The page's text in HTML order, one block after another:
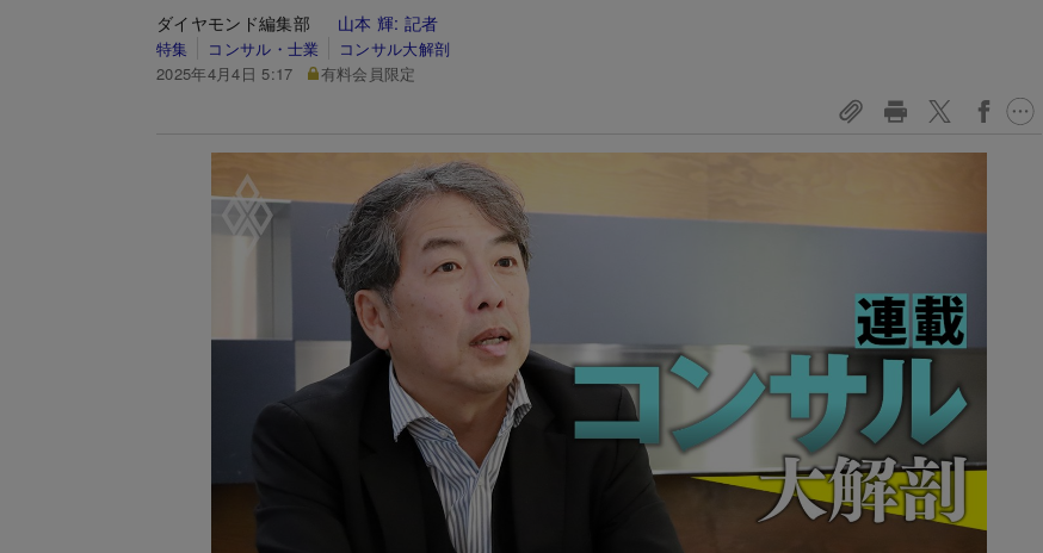
ダイヤモンド編集部 山本 輝: 記者
特集 コンサル・士業
コンサル大解剖
2025年4月4日 5:17
有料会員限定